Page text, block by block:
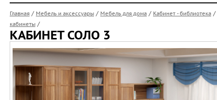
Главная / Мебель и аксессуары / Мебель для дома / Кабинет - библиотека /
кабинеты /
КАБИНЕТ СОЛО 3